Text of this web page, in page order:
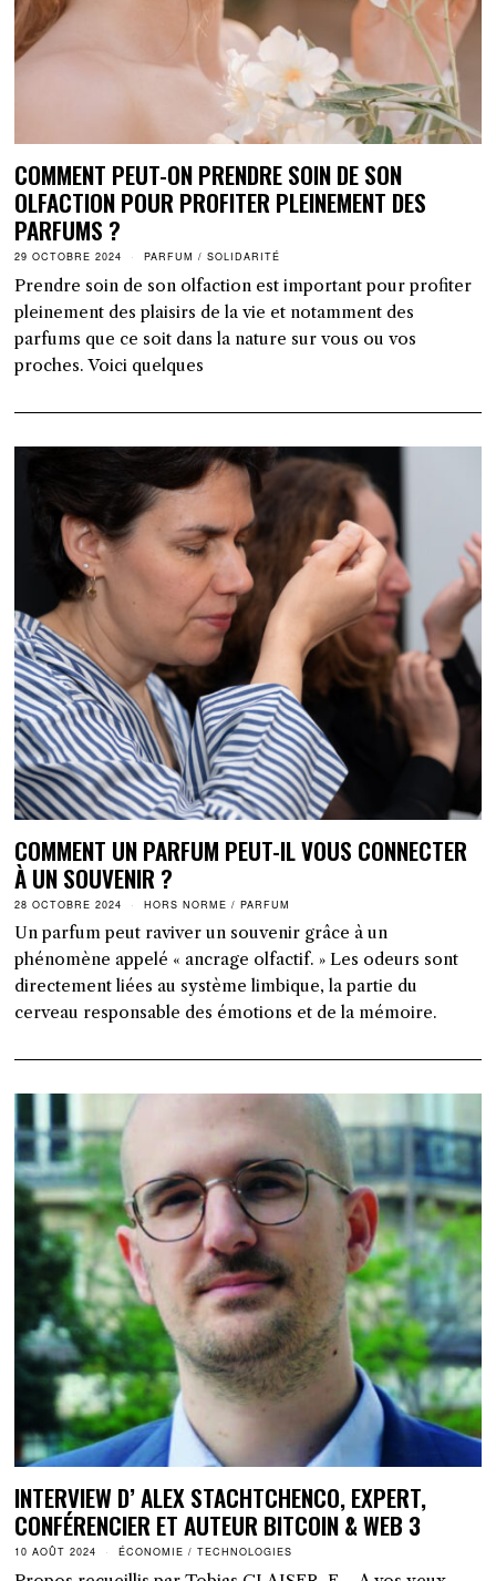
COMMENT PEUT-ON PRENDRE SOIN DE SON
OLFACTION POUR PROFITER PLEINEMENT DES
PARFUMS ?
29 OCTOBRE 2024 PARFUM / SOLIDARITÉ
Prendre soin de son olfaction est important pour profiter
pleinement des plaisirs de la vie et notamment des
parfums que ce soit dans la nature sur vous ou vos
proches. Voici quelques
COMMENT UN PARFUM PEUT-IL VOUS CONNECTER
À UN SOUVENIR ?
28 OCTOBRE 2024 HORS NORME / PARFUM
Un parfum peut raviver un souvenir grâce à un
phénomène appelé « ancrage olfactif. » Les odeurs sont
directement liées au système limbique, la partie du
cerveau responsable des émotions et de la mémoire.
INTERVIEW D’ ALEX STACHTCHENCO, EXPERT,
CONFÉRENCIER ET AUTEUR BITCOIN & WEB 3
10 AOÛT 2024 ÉCONOMIE / TECHNOLOGIES